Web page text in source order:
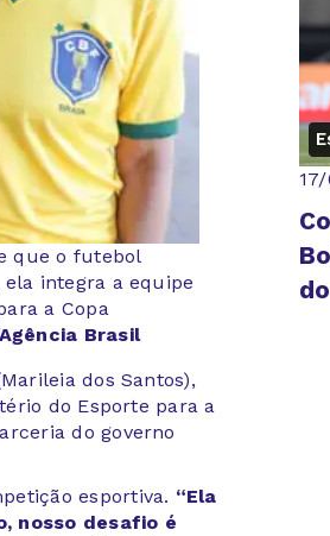
que o futebol
integra a equipe
a Copa
Brasil
dos Santos),
do Esporte para a
do governo
esportiva. “Ela
nosso desafio é